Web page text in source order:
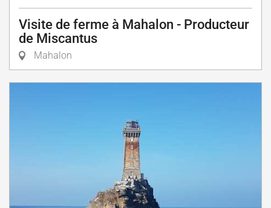
Visite de ferme à Mahalon - Producteur
de Miscantus
Mahalon